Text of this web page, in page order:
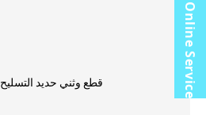
قطع وثني حديد التسليح Online Service